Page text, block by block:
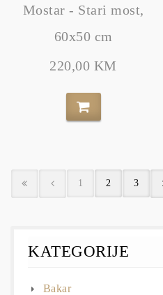
Mostar - Stari most,
60x50 cm
220,00 KM
1 2 3
KATEGORIJE
Bakar